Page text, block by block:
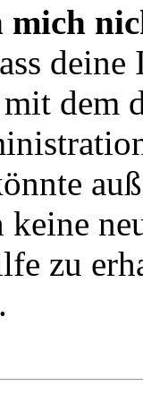
dem
zu